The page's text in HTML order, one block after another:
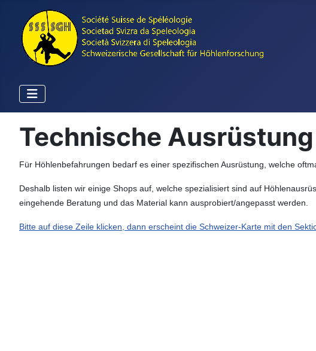
Technische
Für Höhlenbefahrungen bedarf es einer spezifischen Ausrüstung, welche
Deshalb listen wir einige Shops auf, welche spezialisiert sind auf
eingehende Beratung und das Material kann ausprobiert/angepasst werden.
Bitte auf diese Zeile klicken, dann erscheint die Schweizer-Karte mit den